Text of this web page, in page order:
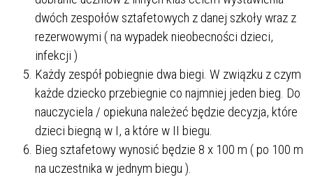
dwóch zespołów sztafetowych z danej szkoły wraz z
rezerwowymi ( na wypadek nieobecności dzieci,
infekcji )
Każdy zespół pobiegnie dwa biegi. W związku z czym
każde dziecko przebiegnie co najmniej jeden bieg. Do
nauczyciela / opiekuna należeć będzie decyzja, które
dzieci biegną w I, a które w II biegu.
Bieg sztafetowy wynosić będzie 8 x 100 m ( po 100 m
na uczestnika w jednym biegu ).